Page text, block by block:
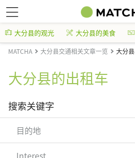
大分县的观光 大分县的美食
MATCHA 大分县交通相关文章一览 大分
大分县的出租车
搜索关键字
目的地
Interest